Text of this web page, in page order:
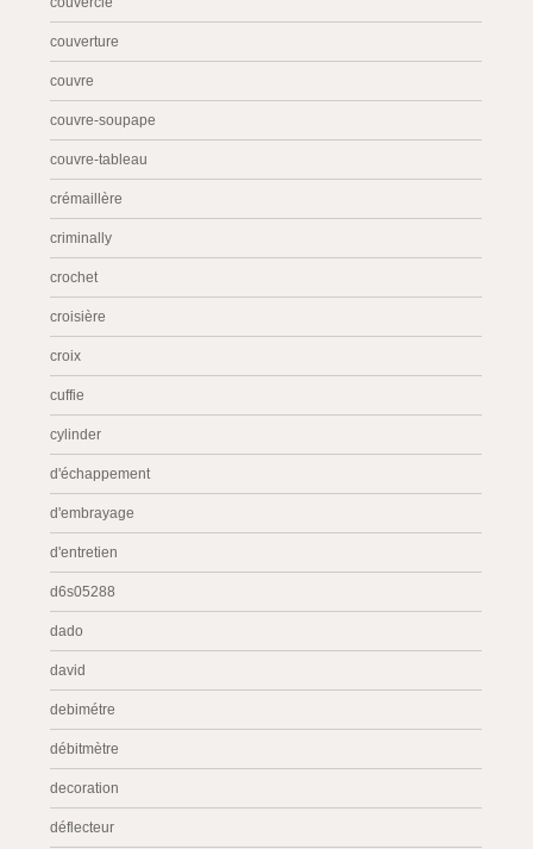
couverture
couvre
couvre-soupape
couvre-tableau
crémaillère
criminally
crochet
croisière
croix
cuffie
cylinder
d'échappement
d'embrayage
d'entretien
d6s05288
dado
david
debimétre
débitmètre
decoration
déflecteur